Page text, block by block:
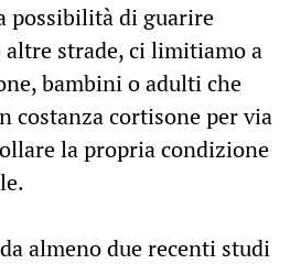
possibilità di guarire
altre strade, ci limitiamo a
bambini o adulti che
costanza cortisone per via
la propria condizione
almeno due recenti studi